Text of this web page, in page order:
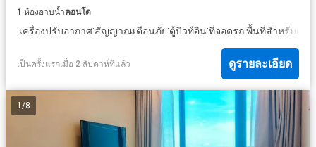
1 ห้องอาบน้ำคอนโด
·เครื่องปรับอากาศ·สัญญาณเตือนภัย·ตู้บิวท์อิน·ที่จอดรถ·พื้นที่สำหรับเด็ก
เป็นครั้งแรกเมื่อ 2 สัปดาห์ที่แล้ว ดูรายละเอียด
1 /8